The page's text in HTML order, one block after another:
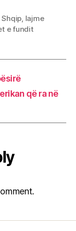
Shqip, lajme
e fundit
që ra në